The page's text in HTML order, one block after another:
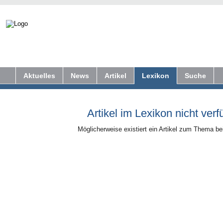
Aktuelles News Artikel Lexikon Suche
Artikel im Lexikon nicht
Möglicherweise existiert ein Artikel zum Thema